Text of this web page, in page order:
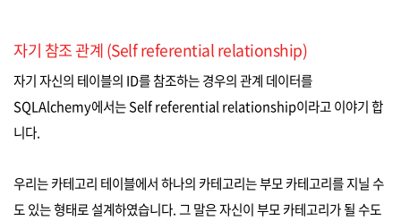
자기 참조 관계 (Self referential relationship)
자기 자신의 테이블의 ID를 참조하는 경우의 관계 데이터를
SQLAlchemy에서는 Self referential relationship이라고 이야기 합
니다.
우리는 카테고리 테이블에서 하나의 카테고리는 부모 카테고리를 지닐 수
도 있는 형태로 설계하였습니다. 그 말은 자신이 부모 카테고리가 될 수도